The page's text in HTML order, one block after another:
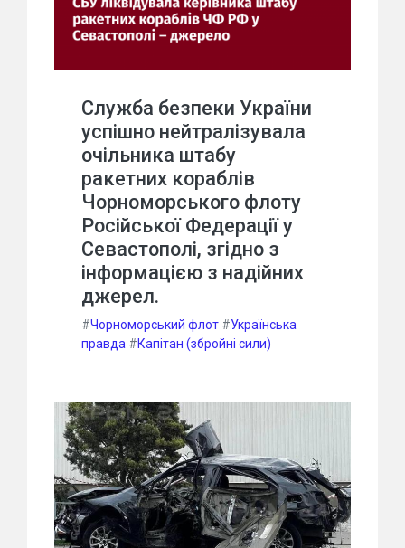
Служба безпеки України
успішно нейтралізувала
очільника штабу
ракетних кораблів
Чорноморського флоту
Російської Федерації у
Севастополі, згідно з
інформацією з надійних
джерел.
#Чорноморський флот #Українська
правда #Капітан (збройні сили)